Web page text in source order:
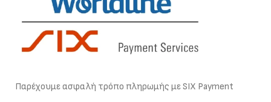
Παρέχουμε ασφαλή τρόπο πληρωμής με SIX Payment